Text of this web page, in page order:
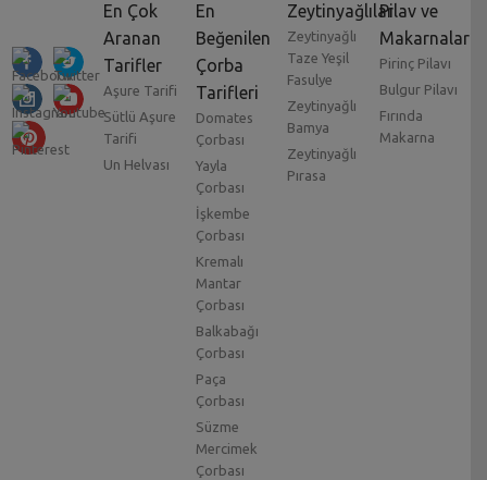
En Çok
Aranan
Tarifler
Aşure Tarifi
Sütlü Aşure
Tarifi
Un Helvası
En
Beğenilen
Çorba
Tarifleri
Domates
Çorbası
Yayla
Çorbası
İşkembe
Çorbası
Kremalı
Mantar
Çorbası
Balkabağı
Çorbası
Paça
Çorbası
Süzme
Mercimek
Çorbası
Zeytinyağlılar
Zeytinyağlı
Taze Yeşil
Fasulye
Zeytinyağlı
Bamya
Zeytinyağlı
Pırasa
Pilav ve
Makarnalar
Pirinç Pilavı
Bulgur Pilavı
Fırında
Makarna